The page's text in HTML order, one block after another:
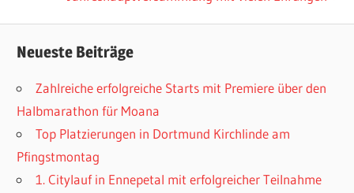
Neueste Beiträge
Zahlreiche erfolgreiche Starts mit Premiere über den
Halbmarathon für Moana
Top Platzierungen in Dortmund Kirchlinde am
Pfingstmontag
1. Citylauf in Ennepetal mit erfolgreicher Teilnahme